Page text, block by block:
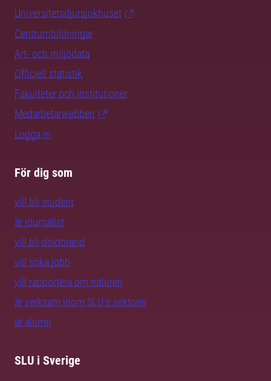
Universitetsdjursjukhuset
Centrumbildningar
Art- och miljödata
Officiell statistik
Fakulteter och institutioner
Medarbetarwebben
Logga in
För dig som
vill bli student
är journalist
vill bli doktorand
vill söka jobb
vill rapportera om naturen
är verksam inom SLU:s sektorer
är alumn
SLU i Sverige